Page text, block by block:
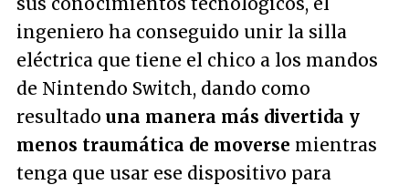
ingeniero ha conseguido unir la silla
eléctrica que tiene el chico a los mandos
de Nintendo Switch, dando como
resultado una manera más divertida y
menos traumática de moverse mientras
tenga que usar ese dispositivo para